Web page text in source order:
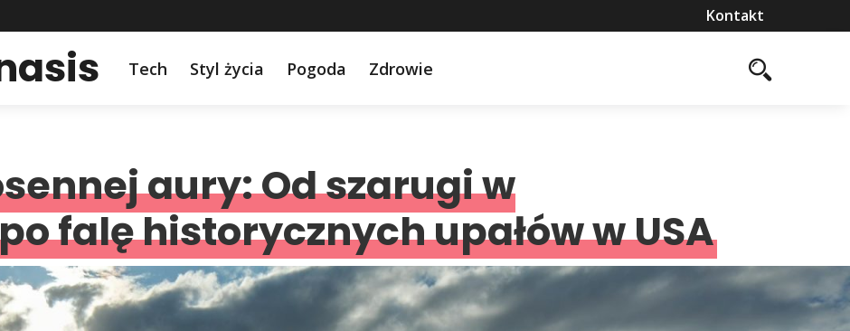
Kontakt
Tech Styl życia Pogoda Zdrowie
aury: Od szarugi w
falę historycznych upałów w USA